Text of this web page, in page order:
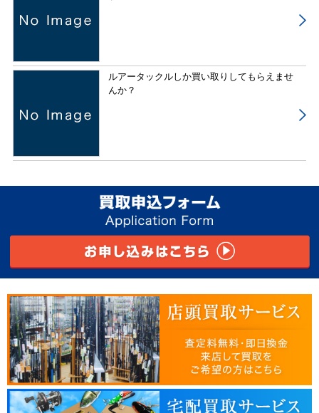
ルアータックルしか買い取りしてもらえませ
んか？